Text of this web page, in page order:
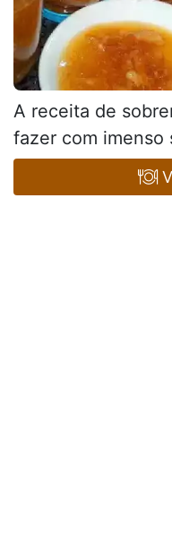
A receita de
fazer com imenso